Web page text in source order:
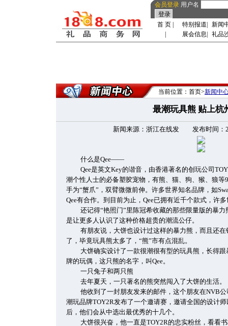
会员登录 用户名
首 页 特别报道
新闻
展会信息 礼品
当前位置：首页>新闻中
最潮玩具熊 贴上杭
新闻来源：浙江在线发 发布时间
什么是Qee——
Qee是英文Key的谐音，由香港著名的创玩公司
潮个性人士的必备塑胶宠物，有熊、猫、狗、猴、狼
手为“蟹爪”，双臂微微前伸。许多世界知名品牌，如
Qee有合作。到目前为止，Qee已拥有近千个款式，许
还记得“艳照门”里陈冠希收藏的那些限量版的暴
是让更多人认识了这种价格超贵的潮流公仔。
有朋友说，大饼也设计过这样的暴力熊，而且还
了，毕竟玩具熊太多了，“熊”市有点混乱。
大饼确实设计了一款很潮很有型的玩具熊，长得
牌的玩偶，这只熊的名字，叫Qee。
一只兔子和两只熊
去年夏天，一只著名的熊突然闯入了大饼的生活。
他收到了一封朋友发来的邮件，这个朋友在NVB
潮玩品牌TOY2R发布了一个邀请赛，邀请全国的设计
后，他们会从中选出最优秀的十几个。
大饼很兴奋，他一直是TOY2R的忠实粉丝，看看